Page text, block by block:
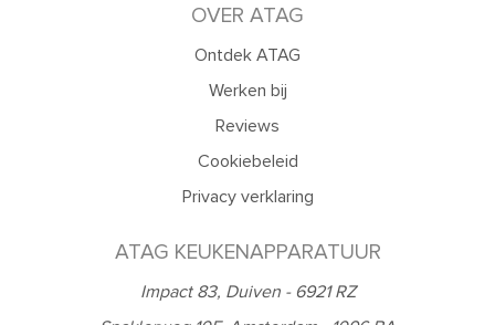
OVER ATAG
Ontdek ATAG
Werken bij
Reviews
Cookiebeleid
Privacy verklaring
ATAG KEUKENAPPARATUUR
Impact 83, Duiven - 6921 RZ